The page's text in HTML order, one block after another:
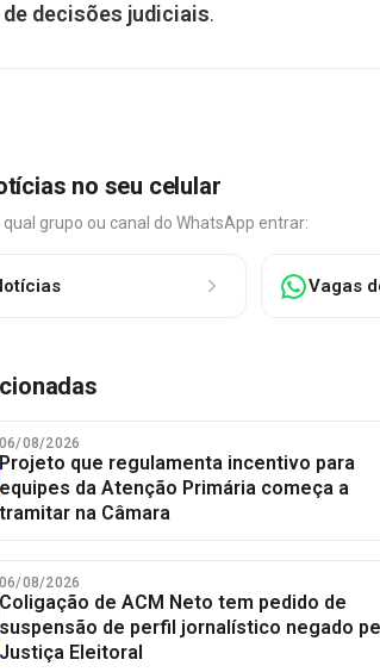
decisões judiciais.
no seu celular
grupo ou canal do WhatsApp entrar:
Vagas
06/08/2026
Projeto que regulamenta incentivo para
equipes da Atenção Primária começa a
tramitar na Câmara
06/08/2026
Coligação de ACM Neto tem pedido de
suspensão de perfil jornalístico negado
Justiça Eleitoral